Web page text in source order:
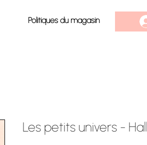
Politiques du magasin
Les petits univers -